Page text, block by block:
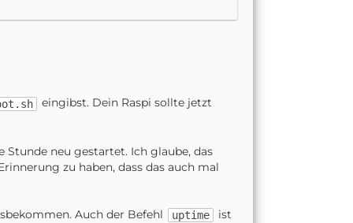
eingibst. Dein Raspi sollte jetzt
neu gestartet. Ich glaube, das
zu haben, dass das auch mal
Auch der Befehl uptime ist